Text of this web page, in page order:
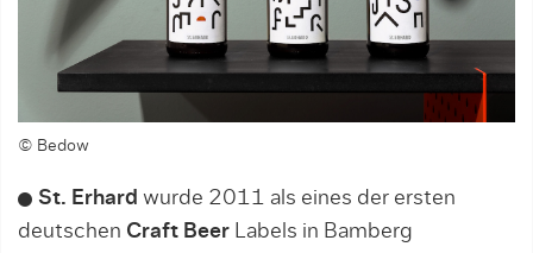
© Bedow
St. Erhard wurde 2011 als eines der ersten
deutschen Craft Beer Labels in Bamberg